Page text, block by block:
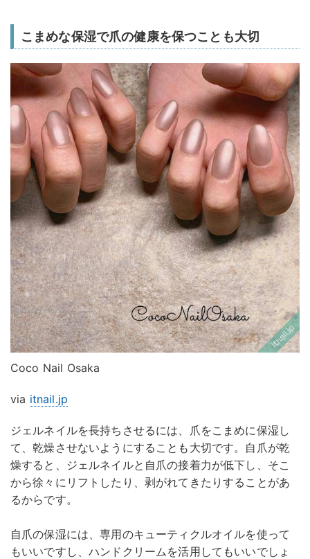
こまめな保湿で爪の健康を保つことも大切
Coco Nail Osaka
via itnail.jp
ジェルネイルを長持ちさせるには、爪をこまめに保湿し
て、乾燥させないようにすることも大切です。自爪が乾
燥すると、ジェルネイルと自爪の接着力が低下し、そこ
から徐々にリフトしたり、剥がれてきたりすることがあ
るからです。
自爪の保湿には、専用のキューティクルオイルを使って
もいいですし、ハンドクリームを活用してもいいでしょ